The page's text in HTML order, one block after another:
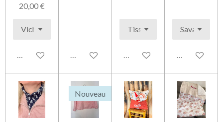
20,00 €
Voir les détails Ajouter au panierVoir les détails Voir les
Nouveau